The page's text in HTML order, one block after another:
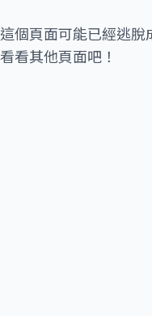
這個頁面可能已經逃
看看其他頁面吧！